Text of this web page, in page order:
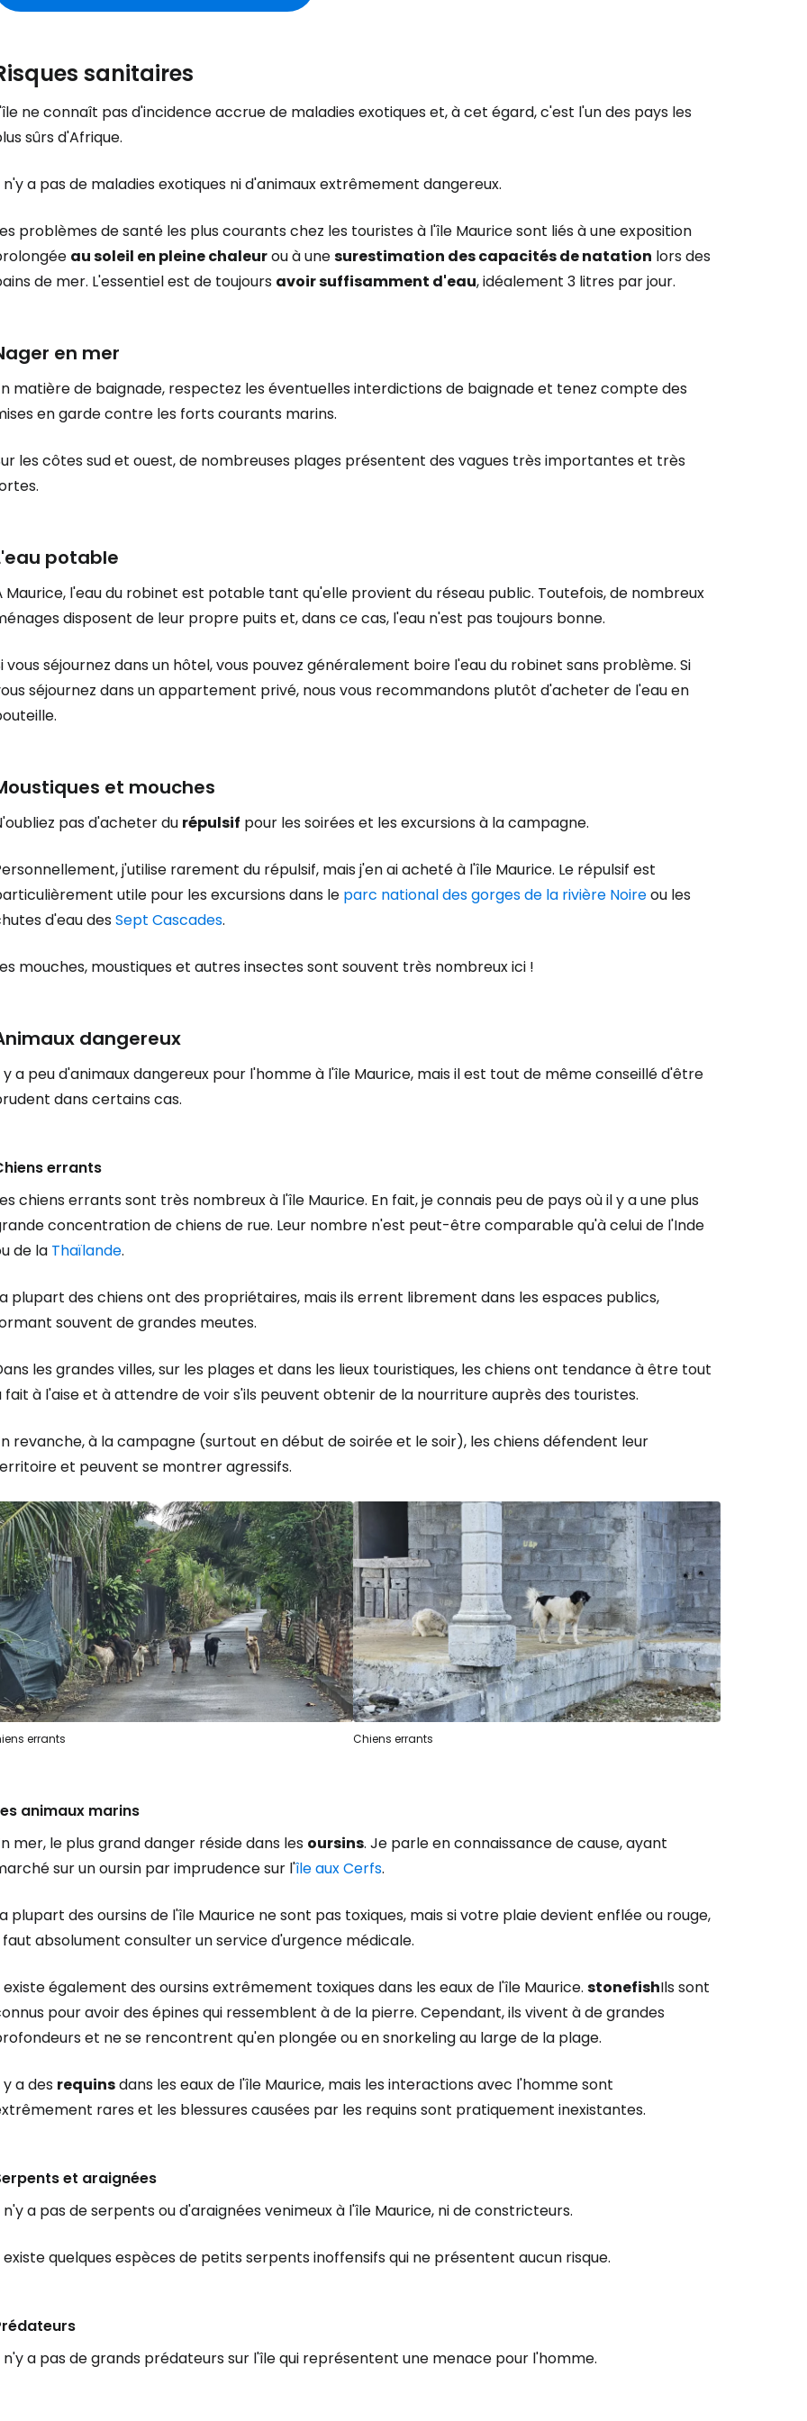
sanitaires
ne connaît pas d'incidence accrue de maladies exotiques et, à cet égard, c'est l'un des pays les
sûrs d'Afrique.
n'y a pas de maladies exotiques ni d'animaux extrêmement dangereux.
problèmes de santé les plus courants chez les touristes à l'île Maurice sont liés à une exposition
au soleil en pleine chaleurou à unesurestimation des capacités de natation lors des
de mer. L'essentiel est de toujours avoir suffisamment d'eau, idéalement 3 litres par jour.
en mer
matière de baignade, respectez les éventuelles interdictions de baignade et tenez compte des
en garde contre les forts courants marins.
les côtes sud et ouest, de nombreuses plages présentent des vagues très importantes et très
potable
Maurice, l'eau du robinet est potable tant qu'elle provient du réseau public. Toutefois, de nombreux
disposent de leur propre puits et, dans ce cas, l'eau n'est pas toujours bonne.
vous séjournez dans un hôtel, vous pouvez généralement boire l'eau du robinet sans problème. Si
séjournez dans un appartement privé, nous vous recommandons plutôt d'acheter de l'eau en
et mouches
pas d'acheter du répulsif pour les soirées et les excursions à la campagne.
j'utilise rarement du répulsif, mais j'en ai acheté à l'île Maurice. Le répulsif est
utile pour les excursions dans le parc national des gorges de la rivière Noireou les
d'eau desSept Cascades.
mouches, moustiques et autres insectes sont souvent très nombreux ici !
dangereux
y a peu d'animaux dangereux pour l'homme à l'île Maurice, mais il est tout de même conseillé d'être
dans certains cas.
errants
chiens errants sont très nombreux à l'île Maurice. En fait, je connais peu de pays où il y a une plus
concentration de chiens de rue. Leur nombre n'est peut-être comparable qu'à celui de l'Inde
de la Thaïlande.
plupart des chiens ont des propriétaires, mais ils errent librement dans les espaces publics,
souvent de grandes meutes.
les grandes villes, sur les plages et dans les lieux touristiques, les chiens ont tendance à être tout
fait à l'aise et à attendre de voir s'ils peuvent obtenir de la nourriture auprès des touristes.
revanche, à la campagne (surtout en début de soirée et le soir), les chiens défendent leur
et peuvent se montrer agressifs.
errants Chiens errants
animaux marins
mer, le plus grand danger réside dans les oursins. Je parle en connaissance de cause, ayant
sur un oursin par imprudence sur l'île aux Cerfs.
plupart des oursins de l'île Maurice ne sont pas toxiques, mais si votre plaie devient enflée ou rouge,
faut absolument consulter un service d'urgence médicale.
existe également des oursins extrêmement toxiques dans les eaux de l'île Maurice. stonefishIls sont
pour avoir des épines qui ressemblent à de la pierre. Cependant, ils vivent à de grandes
et ne se rencontrent qu'en plongée ou en snorkeling au large de la plage.
y a des requinsdans les eaux de l'île Maurice, mais les interactions avec l'homme sont
rares et les blessures causées par les requins sont pratiquement inexistantes.
et araignées
n'y a pas de serpents ou d'araignées venimeux à l'île Maurice, ni de constricteurs.
existe quelques espèces de petits serpents inoffensifs qui ne présentent aucun risque.
n'y a pas de grands prédateurs sur l'île qui représentent une menace pour l'homme.
Se connecter à Cestee
Continuer avec Facebook